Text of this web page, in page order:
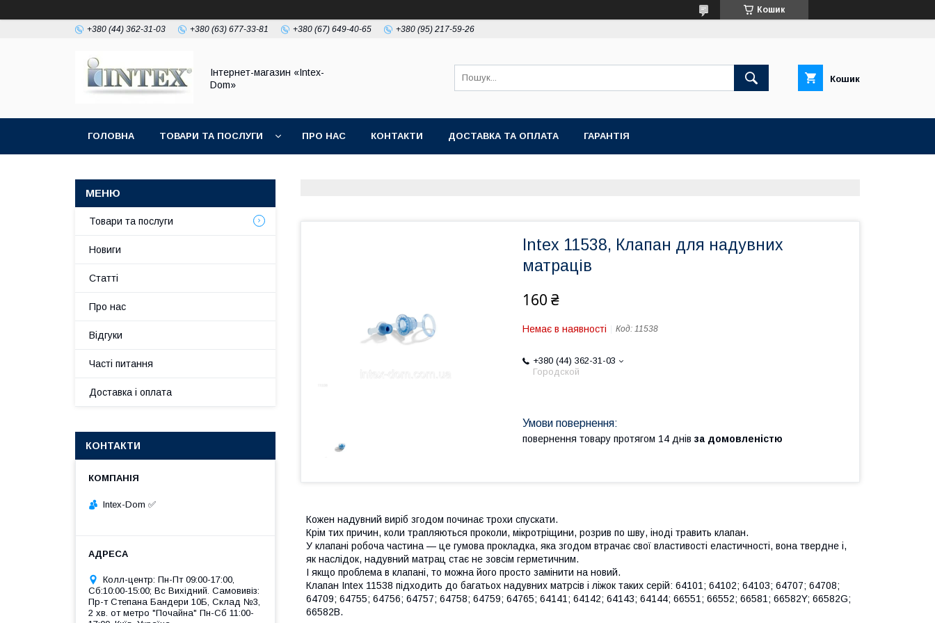
Кошик
+380 (44) 362-31-03 +380 (63) 677-33-81 +380 (67) 649-40-65 +380 (95) 217-59-26
Інтернет-магазин «Intex-
Dom»
Кошик
ГОЛОВНА ТОВАРИ ТА ПОСЛУГИ ПРО НАС КОНТАКТИ ДОСТАВКА ТА ОПЛАТА ГАРАНТІЯ
Intex 11538, Клапан для надувних
матраців
160 ₴
Немає в наявності Код: 11538
+380 (44) 362-31-03
Городской
повернення товару протягом 14 днів за домовленістю
Кожен надувний виріб згодом починає трохи спускати.
Крім тих причин, коли трапляються проколи, мікротріщини, розрив по шву, іноді травить клапан.
У клапані робоча частина — це гумова прокладка, яка згодом втрачає свої властивості еластичності, вона твердне і,
як наслідок, надувний матрац стає не зовсім герметичним.
І якщо проблема в клапані, то можна його просто замінити на новий.
Клапан Intex 11538 підходить до багатьох надувних матрсів і ліжок таких серій: 64101; 64102; 64103; 64707; 64708;
64709; 64755; 64756; 64757; 64758; 64759; 64765; 64141; 64142; 64143; 64144; 66551; 66552; 66581; 66582Y; 66582G;
66582B.
Товари та послуги
Новиги
Статті
Про нас
Відгуки
Часті питання
Доставка і оплата
КОНТАКТИ
Intex-Dom ✅
Колл-центр: Пн-Пт 09:00-17:00,
Сб:10:00-15:00; Вс Вихідний. Самовивіз:
Пр-т Степана Бандери 10Б, Склад №3,
2 хв. от метро "Почайна" Пн-Cб 11:00-